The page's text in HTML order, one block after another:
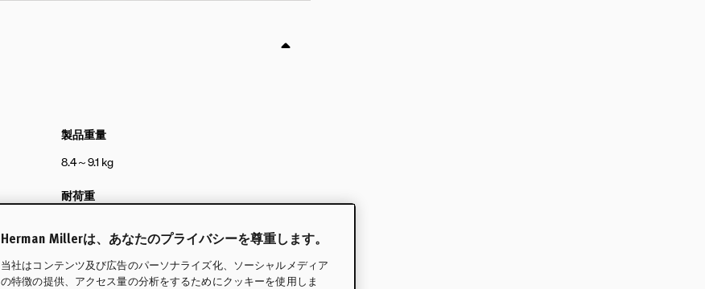
製品重量
8.4～9.1 kg
耐荷重
梱包形態
箱入り
Herman Millerは、あなたのプライバシーを尊重します。
当社はコンテンツ及び広告のパーソナライズ化、ソーシャルメディア
の特徴の提供、アクセス量の分析をするためにクッキーを使用しま